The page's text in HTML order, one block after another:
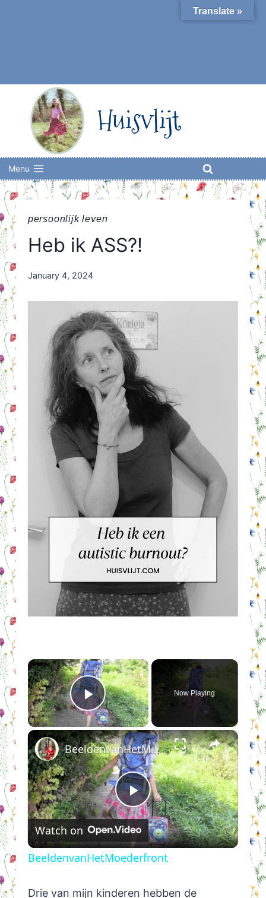
Huisvlijt
Menu
persoonlijk leven
Heb ik ASS?!
By
Orriëns
January 4, 2024
×
Play Video
Now Playing
×
Play
Video
BeeldenvanHetMoederfront
Watch on
BeeldenvanHetMoederfront
Drie van mijn kinderen hebben de
Translate »